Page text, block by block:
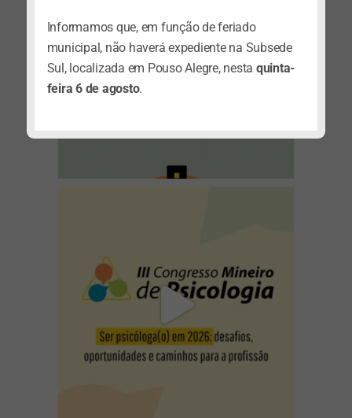
Informamos que, em função de feriado
municipal, não haverá expediente na Subsede
Sul, localizada em Pouso Alegre, nesta quinta-
feira 6 de agosto.